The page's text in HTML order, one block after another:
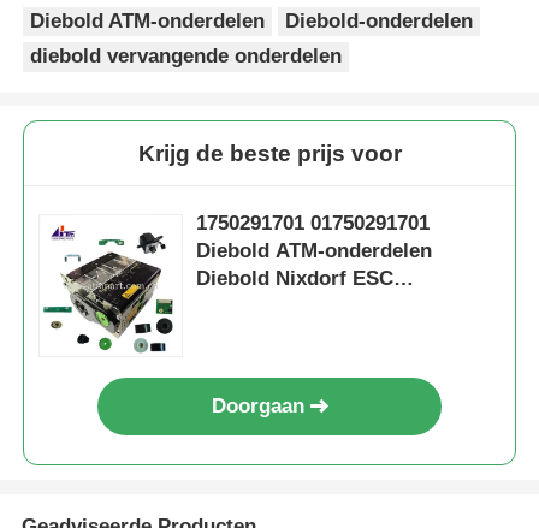
Diebold ATM-onderdelen
Diebold-onderdelen
diebold vervangende onderdelen
Krijg de beste prijs voor
1750291701 01750291701
Diebold ATM-onderdelen
Diebold Nixdorf ESC
Doorgaan